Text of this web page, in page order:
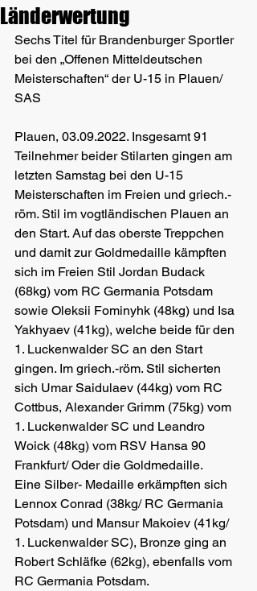
Länderwertung
Sechs Titel für Brandenburger Sportler
bei den „Offenen Mitteldeutschen
Meisterschaften“ der U-15 in Plauen/
SAS
Plauen, 03.09.2022. Insgesamt 91
Teilnehmer beider Stilarten gingen am
letzten Samstag bei den U-15
Meisterschaften im Freien und griech.-
röm. Stil im vogtländischen Plauen an
den Start. Auf das oberste Treppchen
und damit zur Goldmedaille kämpften
sich im Freien Stil Jordan Budack
(68kg) vom RC Germania Potsdam
sowie Oleksii Fominyhk (48kg) und Isa
Yakhyaev (41kg), welche beide für den
1. Luckenwalder SC an den Start
gingen. Im griech.-röm. Stil sicherten
sich Umar Saidulaev (44kg) vom RC
Cottbus, Alexander Grimm (75kg) vom
1. Luckenwalder SC und Leandro
Woick (48kg) vom RSV Hansa 90
Frankfurt/ Oder die Goldmedaille.
Eine Silber- Medaille erkämpften sich
Lennox Conrad (38kg/ RC Germania
Potsdam) und Mansur Makoiev (41kg/
1. Luckenwalder SC), Bronze ging an
Robert Schläfke (62kg), ebenfalls vom
RC Germania Potsdam.